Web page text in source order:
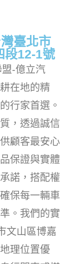
臺北市
段12-1號
-億立汽
在地的精
行家首選。
，透過誠信
顧客最安心
保證與實體
諾，搭配權
保每一輛車
。我們的實
文山區博嘉
理位置優